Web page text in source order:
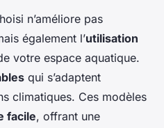
n’améliore pas
également l’utilisation
votre espace aquatique.
qui s’adaptent
climatiques. Ces modèles
facile, offrant une